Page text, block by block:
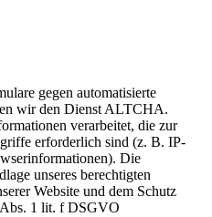
gegen automatisierte
wir den Dienst ALTCHA.
verarbeitet, die zur
erforderlich sind (z. B. IP-
Die
unseres berechtigten
Website und dem Schutz
1 lit. f DSGVO